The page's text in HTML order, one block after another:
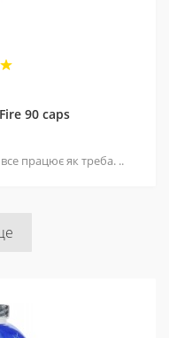
90 caps
працює як треба. ..